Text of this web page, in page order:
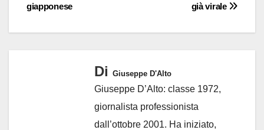
già virale
giapponese
Di Giuseppe D'Alto
Giuseppe D’Alto: classe 1972,
giornalista professionista
dall’ottobre 2001. Ha iniziato,